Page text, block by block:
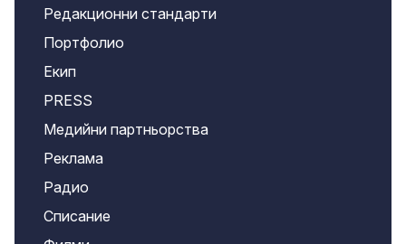
Редакционни стандарти
Портфолио
Екип
PRESS
Медийни партньорства
Реклама
Радио
Списание